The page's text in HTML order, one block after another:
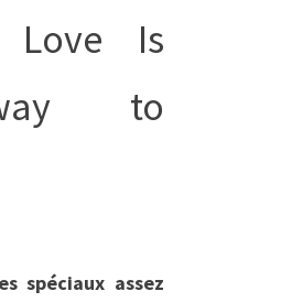
Love Is
to
spéciaux assez